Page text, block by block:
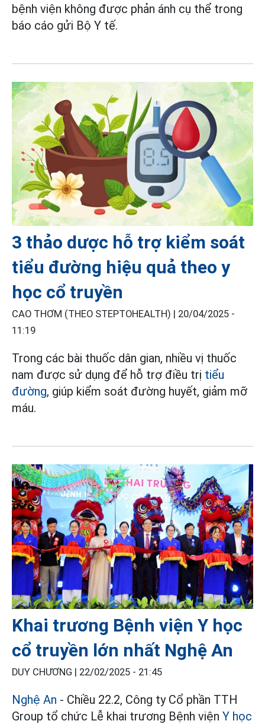
bệnh viện không được phản ánh cụ thể trong
báo cáo gửi Bộ Y tế.
3 thảo dược hỗ trợ kiểm soát
tiểu đường hiệu quả theo y
học cổ truyền
CAO THƠM (THEO STEPTOHEALTH) | 20/04/2025 -
11:19
Trong các bài thuốc dân gian, nhiều vị thuốc
nam được sử dụng để hỗ trợ điều trị tiểu
đường, giúp kiểm soát đường huyết, giảm mỡ
máu.
Khai trương Bệnh viện Y học
cổ truyền lớn nhất Nghệ An
DUY CHƯƠNG | 22/02/2025 - 21:45
Nghệ An - Chiều 22.2, Công ty Cổ phần TTH
Group tổ chức Lễ khai trương Bệnh viện Y học